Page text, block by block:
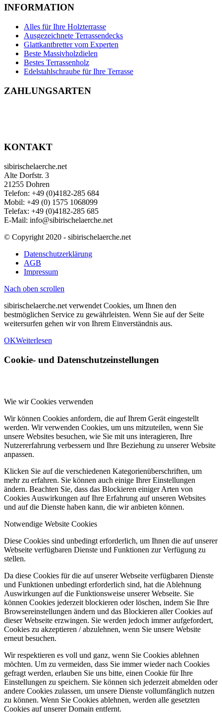
INFORMATION
Alles für Ihre Holzterrasse
Ausgezeichnete Terrassendecks
Glattkantbretter vom Experten
Beste Massivholzdielen
Bestes Terrassenholz
Edelstahlschraube für Ihre Terrasse
ZAHLUNGSARTEN
KONTAKT
sibirischelaerche.net
Alte Dorfstr. 3
21255 Dohren
Telefon: +49 (0)4182-285 684
Mobil: +49 (0) 1575 1068099
Telefax: +49 (0)4182-285 685
E-Mail: info@sibirischelaerche.net
© Copyright 2020 - sibirischelaerche.net
Datenschutzerklärung
AGB
Impressum
Nach oben scrollen
sibirischelaerche.net verwendet Cookies, um Ihnen den
bestmöglichen Service zu gewährleisten. Wenn Sie auf der Seite
weitersurfen gehen wir von Ihrem Einverständnis aus.
OKWeiterlesen
Cookie- und Datenschutzeinstellungen
Wie wir Cookies verwenden
Wir können Cookies anfordern, die auf Ihrem Gerät eingestellt
werden. Wir verwenden Cookies, um uns mitzuteilen, wenn Sie
unsere Websites besuchen, wie Sie mit uns interagieren, Ihre
Nutzererfahrung verbessern und Ihre Beziehung zu unserer Website
anpassen.
Klicken Sie auf die verschiedenen Kategorienüberschriften, um
mehr zu erfahren. Sie können auch einige Ihrer Einstellungen
ändern. Beachten Sie, dass das Blockieren einiger Arten von
Cookies Auswirkungen auf Ihre Erfahrung auf unseren Websites
und auf die Dienste haben kann, die wir anbieten können.
Notwendige Website Cookies
Diese Cookies sind unbedingt erforderlich, um Ihnen die auf unserer
Webseite verfügbaren Dienste und Funktionen zur Verfügung zu
stellen.
Da diese Cookies für die auf unserer Webseite verfügbaren Dienste
und Funktionen unbedingt erforderlich sind, hat die Ablehnung
Auswirkungen auf die Funktionsweise unserer Webseite. Sie
können Cookies jederzeit blockieren oder löschen, indem Sie Ihre
Browsereinstellungen ändern und das Blockieren aller Cookies auf
dieser Webseite erzwingen. Sie werden jedoch immer aufgefordert,
Cookies zu akzeptieren / abzulehnen, wenn Sie unsere Website
erneut besuchen.
Wir respektieren es voll und ganz, wenn Sie Cookies ablehnen
möchten. Um zu vermeiden, dass Sie immer wieder nach Cookies
gefragt werden, erlauben Sie uns bitte, einen Cookie für Ihre
Einstellungen zu speichern. Sie können sich jederzeit abmelden oder
andere Cookies zulassen, um unsere Dienste vollumfänglich nutzen
zu können. Wenn Sie Cookies ablehnen, werden alle gesetzten
Cookies auf unserer Domain entfernt.